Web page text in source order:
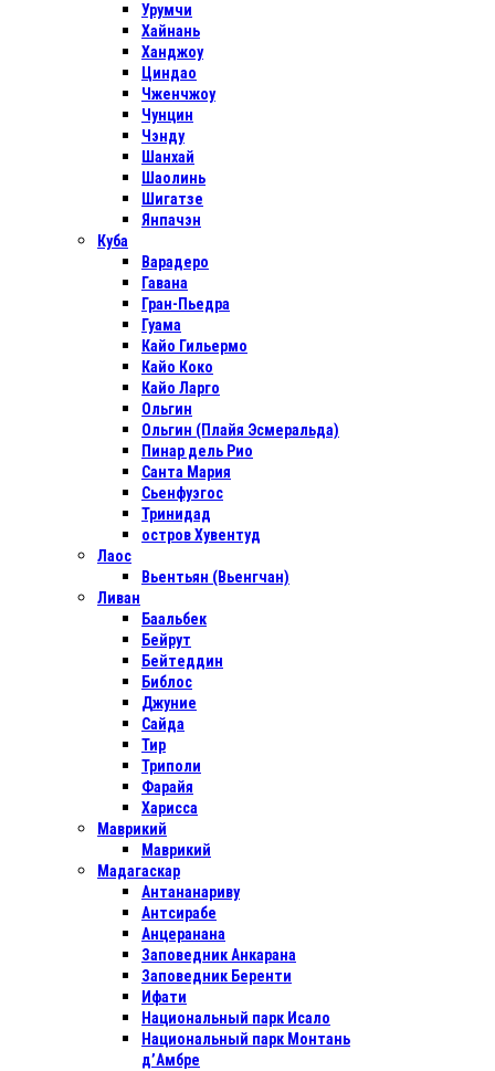
Урумчи
Хайнань
Ханджоу
Циндао
Чженчжоу
Чунцин
Чэнду
Шанхай
Шаолинь
Шигатзе
Янпачэн
Куба
Варадеро
Гавана
Гран-Пьедра
Гуама
Кайо Гильермо
Кайо Коко
Кайо Ларго
Ольгин
Ольгин (Плайя Эсмеральда)
Пинар дель Рио
Санта Мария
Сьенфуэгос
Тринидад
остров Хувентуд
Лаос
Вьентьян (Вьенгчан)
Ливан
Баальбек
Бейрут
Бейтеддин
Библос
Джуние
Сайда
Тир
Триполи
Фарайя
Харисса
Маврикий
Маврикий
Мадагаскар
Антананариву
Антсирабе
Анцеранана
Заповедник Анкарана
Заповедник Беренти
Ифати
Национальный парк Исало
Национальный парк Монтань
д’Амбре